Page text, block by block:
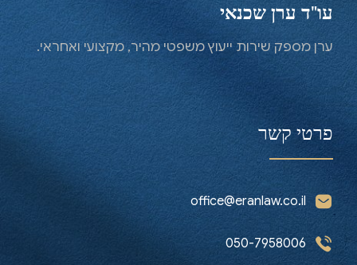
עו"ד ערן שכנאי
ערן מספק שירות ייעוץ משפטי מהיר, מקצועי ואחראי.
פרטי קשר
office@eranlaw.co.il
050-7958006